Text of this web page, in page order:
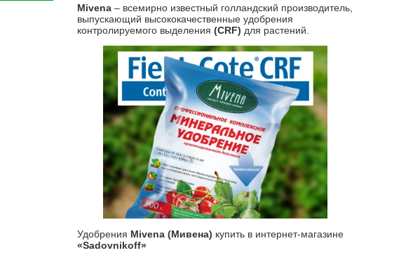
Mivena – всемирно известный голландский производитель,
выпускающий высококачественные удобрения
контролируемого выделения (CRF) для растений.
Удобрения Mivena (Мивена) купить в интернет-магазине
«Sadovnikoff»